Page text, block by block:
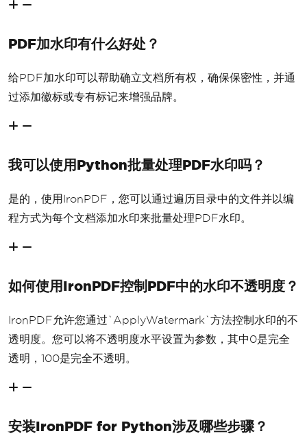
PDF加水印有什么好处？
给PDF加水印可以帮助确立文档所有权，确保保密性，并通
过添加徽标或专有标记来增强品牌。
我可以使用Python批量处理PDF水印吗？
是的，使用IronPDF，您可以通过遍历目录中的文件并以编
程方式为每个文档添加水印来批量处理PDF水印。
如何使用IronPDF控制PDF中的水印不透明度？
IronPDF允许您通过`ApplyWatermark`方法控制水印的不
透明度。您可以将不透明度水平设置为参数，其中0是完全
透明，100是完全不透明。
安装IronPDF for Python涉及哪些步骤？